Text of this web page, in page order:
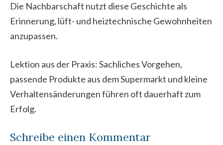
Die Nachbarschaft nutzt diese Geschichte als
Erinnerung, lüft- und heiztechnische Gewohnheiten
anzupassen.
Lektion aus der Praxis: Sachliches Vorgehen,
passende Produkte aus dem Supermarkt und kleine
Verhaltensänderungen führen oft dauerhaft zum
Erfolg.
Schreibe einen Kommentar